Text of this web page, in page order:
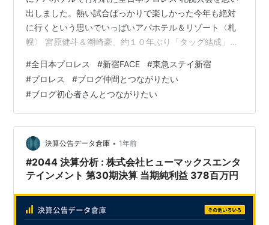
出しました。熱い試合ばっかりで楽しかった今年も絶対
に行くという思いでいっぱいアパホテル＆リゾート〈札
幌〉 宮原健斗＆潮崎豪、約１０年ぶり「タッグ結成」一
（スポーツ報知） - Yahoo!ニュース１月１１日全日本プ
ロレス新宿フェイスで開催される大会のメインで 宮原健
斗選手エクシード復活？楽しみですよね。連携が見える
のかなワクワクしますね。 東急ステイ新宿
#全日本プロレス #新宿FACE #東急ステイ新宿
#プロレス #ブログ仲間とつながりたい
#ブログ初心者さんとつながりたい
決算公告データ倉庫 • 1年前
#2044 決算分析 : 株式会社ヒューマックスエンタ
テインメント 第30期決算 当期純利益 378百万円